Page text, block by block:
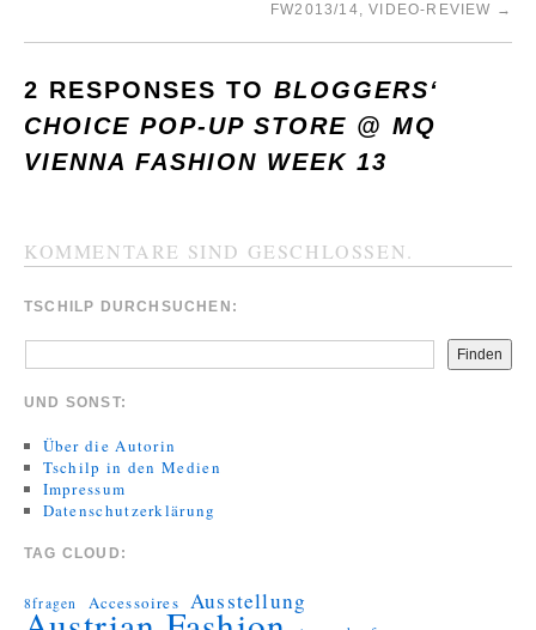
FW2013/14, VIDEO-REVIEW →
2 RESPONSES TO BLOGGERS‘
CHOICE POP-UP STORE @ MQ
VIENNA FASHION WEEK 13
KOMMENTARE SIND GESCHLOSSEN.
TSCHILP DURCHSUCHEN:
Finden
UND SONST:
Über die Autorin
Tschilp in den Medien
Impressum
Datenschutzerklärung
TAG CLOUD:
8fragen Accessoires Ausstellung